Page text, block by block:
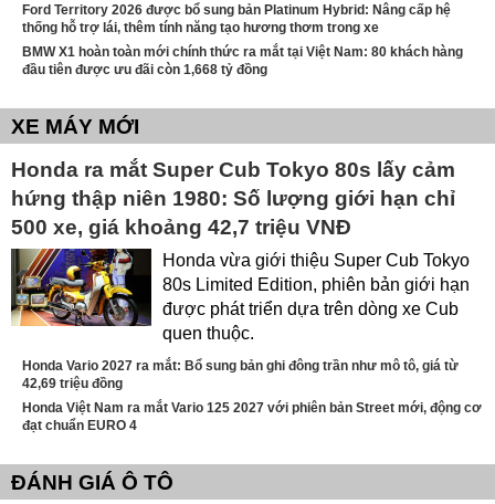
Ford Territory 2026 được bổ sung bản Platinum Hybrid: Nâng cấp hệ
thống hỗ trợ lái, thêm tính năng tạo hương thơm trong xe
BMW X1 hoàn toàn mới chính thức ra mắt tại Việt Nam: 80 khách hàng
đầu tiên được ưu đãi còn 1,668 tỷ đồng
XE MÁY MỚI
Honda ra mắt Super Cub Tokyo 80s lấy cảm
hứng thập niên 1980: Số lượng giới hạn chỉ
500 xe, giá khoảng 42,7 triệu VNĐ
Honda vừa giới thiệu Super Cub Tokyo
80s Limited Edition, phiên bản giới hạn
được phát triển dựa trên dòng xe Cub
quen thuộc.
Honda Vario 2027 ra mắt: Bổ sung bản ghi đông trần như mô tô, giá từ
42,69 triệu đồng
Honda Việt Nam ra mắt Vario 125 2027 với phiên bản Street mới, động cơ
đạt chuẩn EURO 4
ĐÁNH GIÁ Ô TÔ